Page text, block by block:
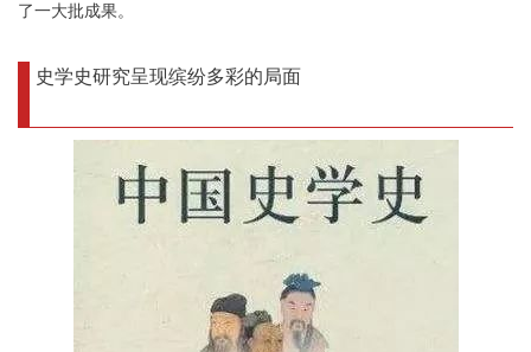
了一大批成果。
史学史研究呈现缤纷多彩的局面